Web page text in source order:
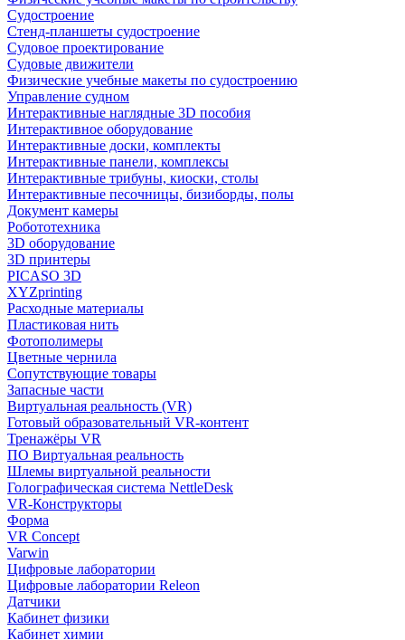
Судостроение
Стенд-планшеты судостроение
Судовое проектирование
Судовые движители
Физические учебные макеты по судостроению
Управление судном
Интерактивные наглядные 3D пособия
Интерактивное оборудование
Интерактивные доски, комплекты
Интерактивные панели, комплексы
Интерактивные трибуны, киоски, столы
Интерактивные песочницы, бизиборды, полы
Документ камеры
Робототехника
3D оборудование
3D принтеры
PICASO 3D
XYZprinting
Расходные материалы
Пластиковая нить
Фотополимеры
Цветные чернила
Сопутствующие товары
Запасные части
Виртуальная реальность (VR)
Готовый образовательный VR-контент
Тренажёры VR
ПО Виртуальная реальность
Шлемы виртуальной реальности
Голографическая система NettleDesk
VR-Конструкторы
Форма
VR Concept
Varwin
Цифровые лаборатории
Цифровые лаборатории Releon
Датчики
Кабинет физики
Кабинет химии